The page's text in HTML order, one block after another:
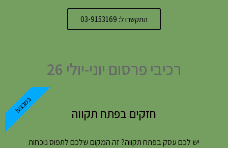
התקשרו ל: 03-9153169
רכיבי פרסום יוני-יולי 26
חזקים בפתח תקווה
יש לכם עסק בפתח תקווה? זה המקום שלכם לתפוס נוכחות
במבצע!